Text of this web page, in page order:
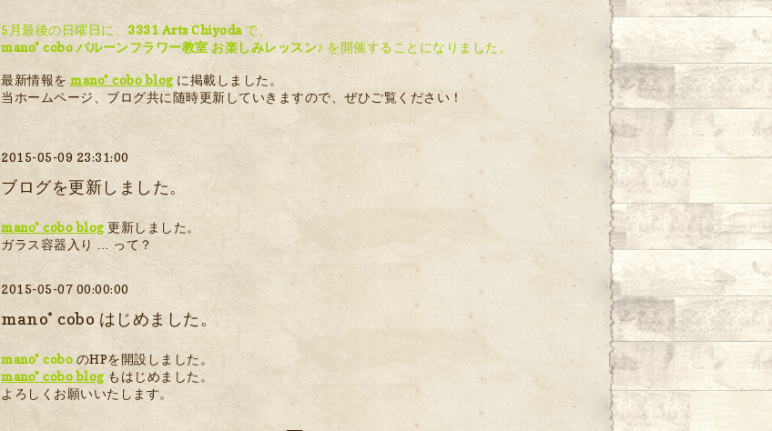
5月最後の日曜日に、 3331 Arts Chiyodaで、
mano* cobo バルーンフラワー教室 お楽しみレッスン♪ を開催することになりました。
最新情報を mano* cobo blogに掲載しました。
当ホームページ、ブログ共に随時更新していきますので、ぜひご覧ください！
2015-05-09 23:31:00
ブログを更新しました。
mano* cobo blog更新しました。
ガラス容器入り … って？
2015-05-07 00:00:00
mano* cobo はじめました。
mano* cobo のHPを開設しました。
mano* cobo blogもはじめました。
よろしくお願いいたします。